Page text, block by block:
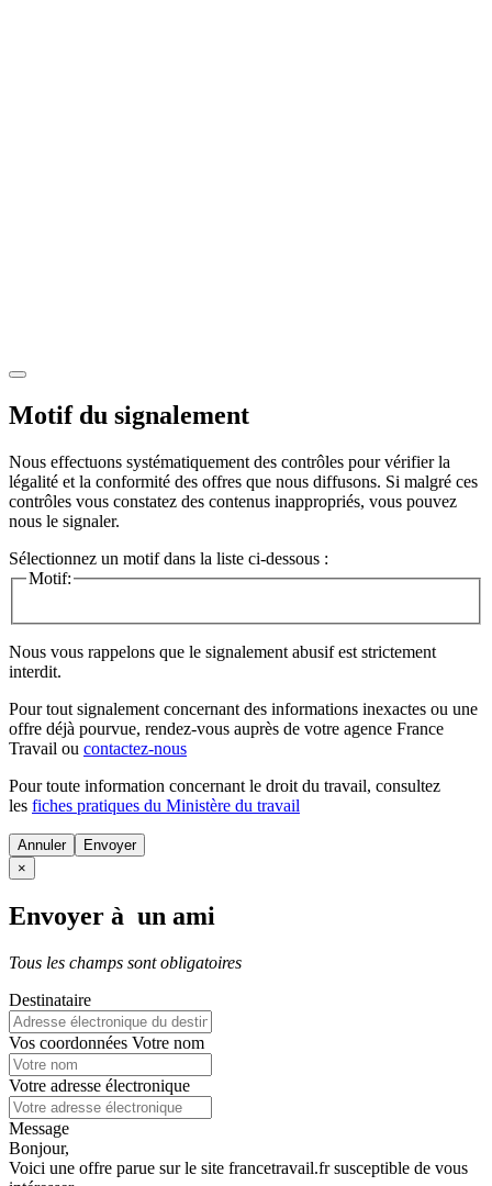
Motif du signalement
Nous effectuons systématiquement des contrôles pour vérifier la
légalité et la conformité des offres que nous diffusons. Si malgré ces
contrôles vous constatez des contenus inappropriés, vous pouvez
nous le signaler.
Sélectionnez un motif dans la liste ci-dessous :
Motif:
Nous vous rappelons que le signalement abusif est strictement
interdit.
Pour tout signalement concernant des informations inexactes ou une
offre déjà pourvue, rendez-vous auprès de votre agence France
Travail ou contactez-nous
Pour toute information concernant le droit du travail, consultez
les fiches pratiques du Ministère du travail
Annuler
×
Envoyer à un ami
Tous les champs sont obligatoires
Destinataire
Vos coordonnées Votre nom
Votre adresse électronique
Message
Bonjour,
Voici une offre parue sur le site francetravail.fr susceptible de vous